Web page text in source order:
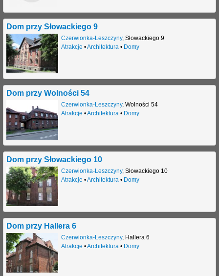
Dom przy Słowackiego 9
Czerwionka-Leszczyny, Słowackiego 9
Atrakcje •Architektura• Domy
Dom przy Wolności 54
Czerwionka-Leszczyny, Wolności 54
Atrakcje •Architektura• Domy
Dom przy Słowackiego 10
Czerwionka-Leszczyny, Słowackiego 10
Atrakcje •Architektura• Domy
Dom przy Hallera 6
Czerwionka-Leszczyny, Hallera 6
Atrakcje •Architektura• Domy